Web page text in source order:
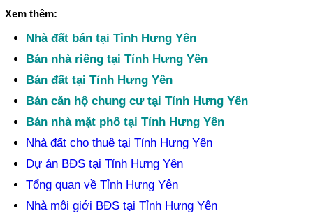
Xem thêm:
Nhà đất bán tại Tỉnh Hưng Yên
Bán nhà riêng tại Tỉnh Hưng Yên
Bán đất tại Tỉnh Hưng Yên
Bán căn hộ chung cư tại Tỉnh Hưng Yên
Bán nhà mặt phố tại Tỉnh Hưng Yên
Nhà đất cho thuê tại Tỉnh Hưng Yên
Dự án BĐS tại Tỉnh Hưng Yên
Tổng quan về Tỉnh Hưng Yên
Nhà môi giới BĐS tại Tỉnh Hưng Yên